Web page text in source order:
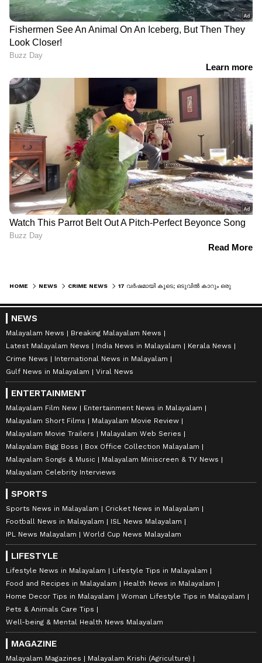
HOME NEWS CRIME NEWS
NEWS
Malayalam News
Breaking Malayalam News
Latest Malayalam News
India News in Malayalam
Kerala News
Crime News
International News in Malayalam
Gulf News in Malayalam
Viral News
ENTERTAINMENT
Malayalam Film New
Entertainment News in Malayalam
Malayalam Short Films
Malayalam Movie Review
Malayalam Movie Trailers
Malayalam Web Series
Malayalam Bigg Boss
Box Office Collection Malayalam
Malayalam Songs & Music
Malayalam Miniscreen & TV News
Malayalam Celebrity Interviews
SPORTS
Sports News in Malayalam
Cricket News in Malayalam
Football News in Malayalam
ISL News Malayalam
IPL News Malayalam
World Cup News Malayalam
LIFESTYLE
Lifestyle News in Malayalam
Lifestyle Tips in Malayalam
Food and Recipes in Malayalam
Health News in Malayalam
Home Decor Tips in Malayalam
Woman Lifestyle Tips in Malayalam
Pets & Animals Care Tips
Well-being & Mental Health News Malayalam
MAGAZINE
Malayalam Magazines
Malayalam Krishi (Agriculture)